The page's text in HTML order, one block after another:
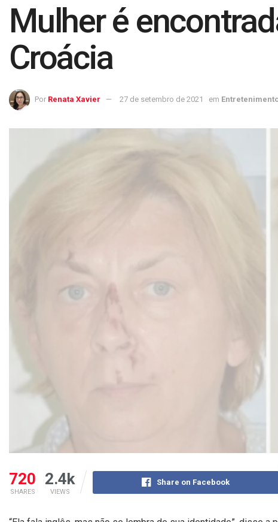
Mulher é
Croácia
Por Renata Xavier 27 de setembro de 2021 em
720
SHARES
2.4k
VIEWS
Share on Facebook